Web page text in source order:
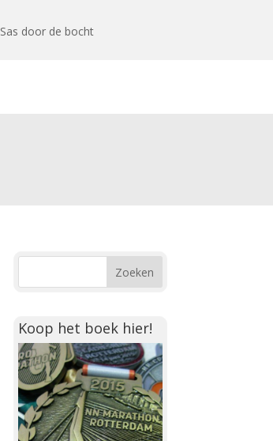
Sas door de bocht
Koop het boek hier!